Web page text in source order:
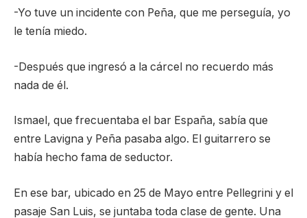
-Yo tuve un incidente con Peña, que me perseguía, yo
le tenía miedo.
-Después que ingresó a la cárcel no recuerdo más
nada de él.
Ismael, que frecuentaba el bar España, sabía que
entre Lavigna y Peña pasaba algo. El guitarrero se
había hecho fama de seductor.
En ese bar, ubicado en 25 de Mayo entre Pellegrini y el
pasaje San Luis, se juntaba toda clase de gente. Una